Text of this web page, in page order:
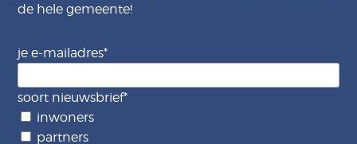
de hele gemeente!
je e-mailadres*
soort nieuwsbrief*
inwoners
partners